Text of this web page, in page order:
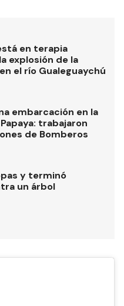
en terapia
explosión de la
el río Gualeguaychú
embarcación en la
trabajaron
de Bomberos
y terminó
un árbol